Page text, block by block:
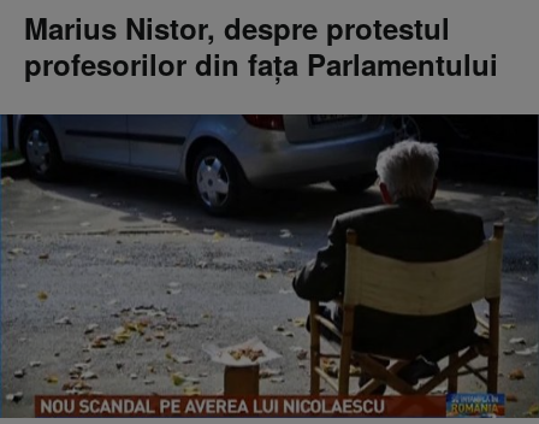
Marius Nistor, despre protestul
profesorilor din faţa Parlamentului